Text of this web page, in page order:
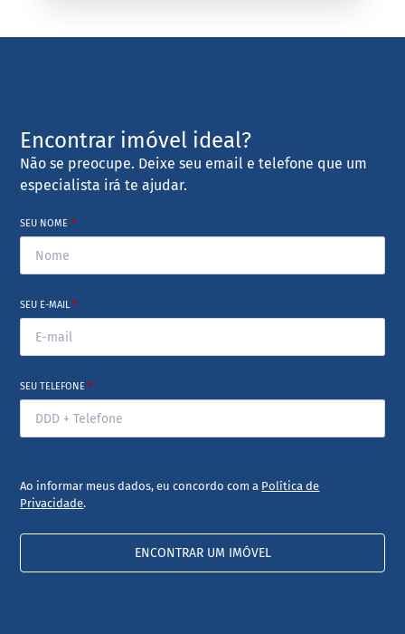
Encontrar imóvel ideal?
Não se preocupe. Deixe seu email e telefone que um
especialista irá te ajudar.
SEU NOME*
SEU E-MAIL*
SEU TELEFONE*
Ao informar meus dados, eu concordo com a Política de
Privacidade.
ENCONTRAR UM IMÓVEL